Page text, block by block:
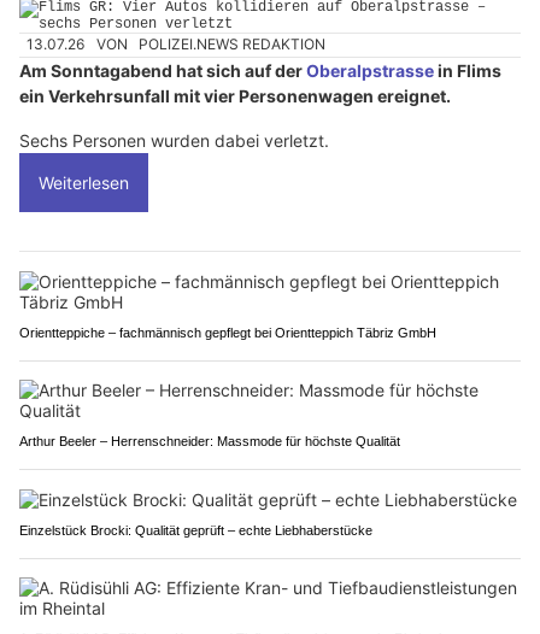
13.07.26 VON POLIZEI.NEWS REDAKTION
Am Sonntagabend hat sich auf derOberalpstrassein Flims
ein Verkehrsunfall mit vier Personenwagen ereignet.
Sechs Personen wurden dabei verletzt.
Weiterlesen
Orientteppiche – fachmännisch gepflegt bei Orientteppich Täbriz GmbH
Arthur Beeler – Herrenschneider: Massmode für höchste Qualität
Einzelstück Brocki: Qualität geprüft – echte Liebhaberstücke